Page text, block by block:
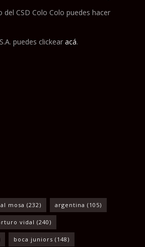
del CSD Colo Colo puedes hacer
puedes clickear acá.
mosa (232) argentina (105)
vidal (240)
boca juniors (148)